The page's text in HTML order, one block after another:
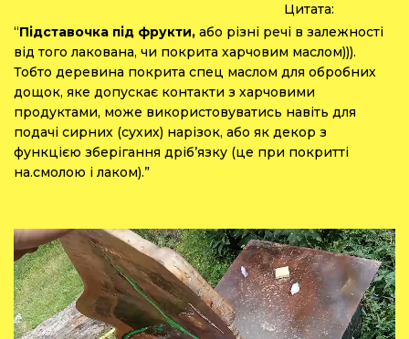
Цитата:
“Підставочка під фрукти, або різні речі в залежності
від того лакована, чи покрита харчовим маслом))).
Тобто деревина покрита спец маслом для обробних
дощок, яке допускає контакти з харчовими
продуктами, може використовуватись навіть для
подачі сирних (сухих) нарізок, або як декор з
функцією зберігання дріб’язку (це при покритті
на.смолою і лаком).”